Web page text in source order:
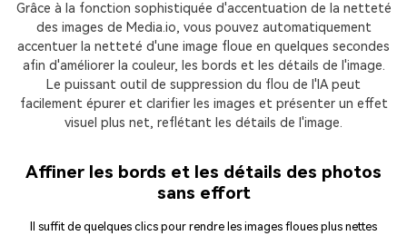
Grâce à la fonction sophistiquée d'accentuation de la netteté
des images de Media.io, vous pouvez automatiquement
accentuer la netteté d'une image floue en quelques secondes
afin d'améliorer la couleur, les bords et les détails de l'image.
Le puissant outil de suppression du flou de l'IA peut
facilement épurer et clarifier les images et présenter un effet
visuel plus net, reflétant les détails de l'image.
Affiner les bords et les détails des photos
sans effort
Il suffit de quelques clics pour rendre les images floues plus nettes